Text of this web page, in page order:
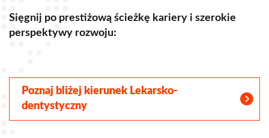
Sięgnij po prestiżową ścieżkę kariery i szerokie
perspektywy rozwoju:
Poznaj bliżej kierunek Lekarsko-
dentystyczny